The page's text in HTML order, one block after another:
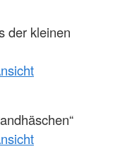
der kleinen